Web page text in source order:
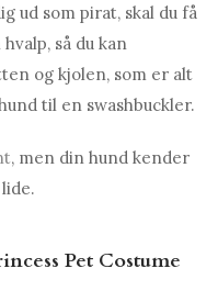
ud som pirat, skal du få
så du kan
og kjolen, som er alt
til en swashbuckler.
, men din hund kender
Pet Costume